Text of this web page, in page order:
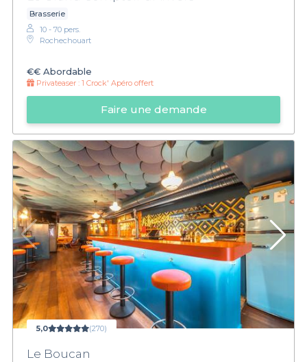
Brasserie
10 - 70 pers.
Rochechouart
€€ Abordable
Privateaser : 1 Crock' Apéro offert
Faire une demande
5,0 (270)
Le Boucan